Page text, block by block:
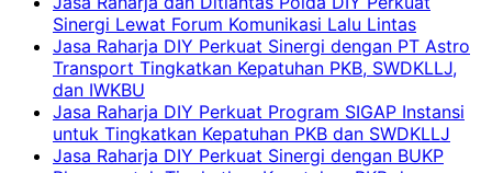
Sinergi Lewat Forum Komunikasi Lalu Lintas
Jasa Raharja DIY Perkuat Sinergi dengan PT Astro
Transport Tingkatkan Kepatuhan PKB, SWDKLLJ,
dan IWKBU
Jasa Raharja DIY Perkuat Program SIGAP Instansi
untuk Tingkatkan Kepatuhan PKB dan SWDKLLJ
Jasa Raharja DIY Perkuat Sinergi dengan BUKP